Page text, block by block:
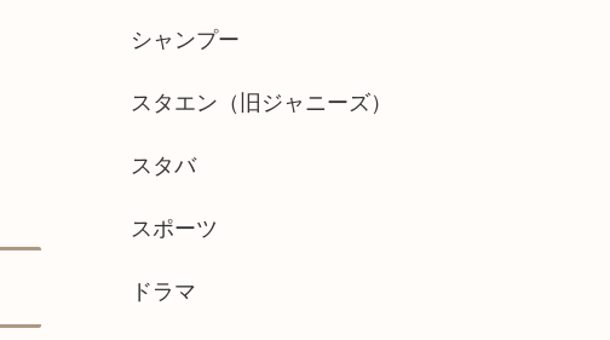
シャンプー
スタエン（旧ジャニーズ）
スタバ
スポーツ
ドラマ